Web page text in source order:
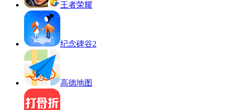
王者荣耀
纪念碑谷2
高德地图